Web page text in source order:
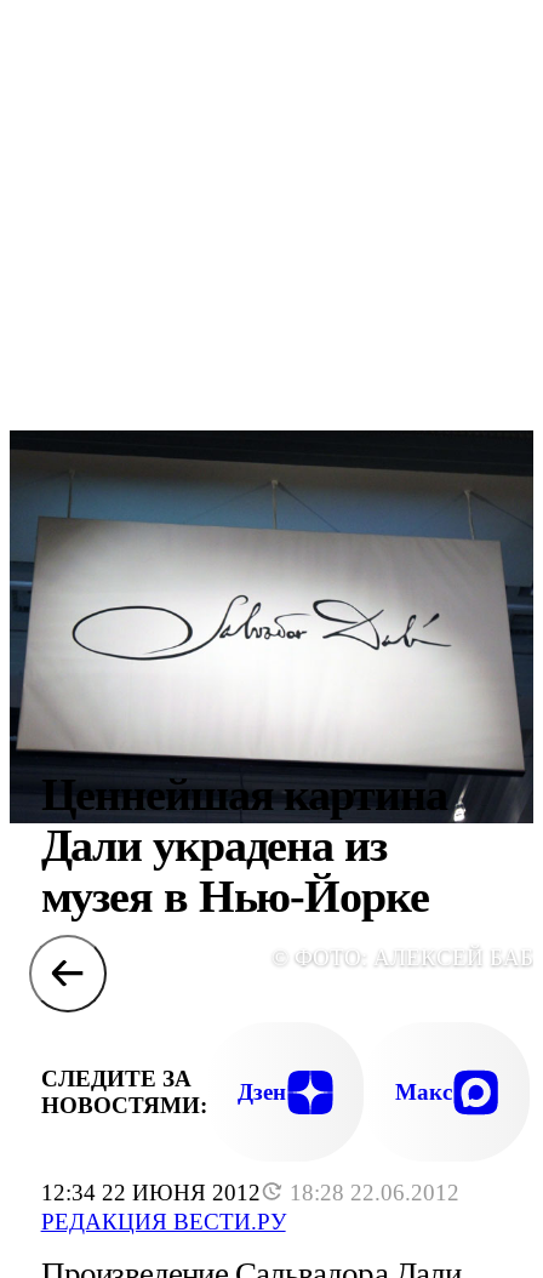
12:34 22 ИЮНЯ 2012
18:28 22.06.2012
РЕДАКЦИЯ ВЕСТИ.РУ
Ценнейшая картина
Дали украдена из
музея в Нью-Йорке
© ФОТО: АЛЕКСЕЙ
СЛЕДИТЕ ЗА
НОВОСТЯМИ:
Дзен Макс